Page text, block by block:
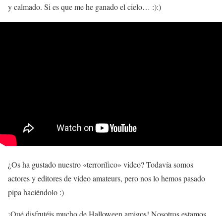
y calmado. Si es que me he ganado el cielo… :):)
¿Os ha gustado nuestro «terrorífico» video? Todavía somos
actores y editores de video amateurs, pero nos lo hemos pasado
pipa haciéndolo :)
¡Qué disfrutéis mucho de Halloween amigos! Nosotros estamos